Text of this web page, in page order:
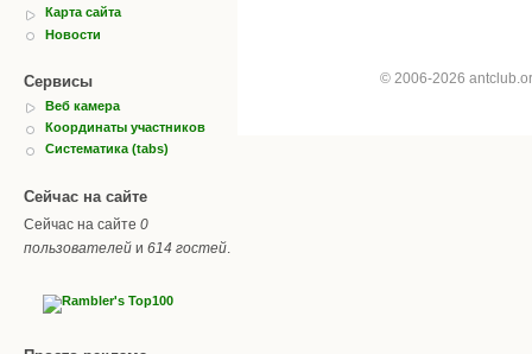
Карта сайта
Новости
Сервисы
Веб камера
Координаты участников
Систематика (tabs)
Сейчас на сайте
Сейчас на сайте 0
пользователей и 614 гостей
© 2006-2026